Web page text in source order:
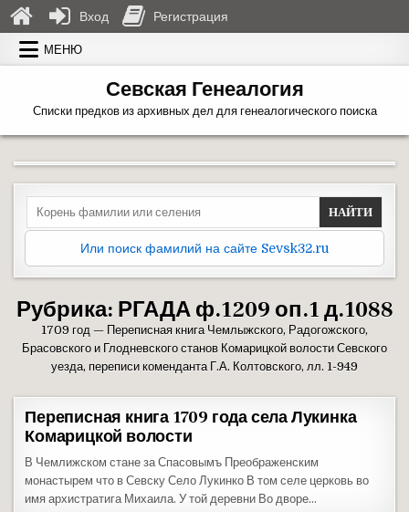
Перейти к содержимому
МЕНЮ
Севская Генеалогия
Списки предков из архивных дел для генеалогического поиска
Search for:
Или поиск фамилий на сайте Sevsk32.ru
Рубрика: РГАДА ф.1209 оп.1 д.1088
1709 год — Переписная книга Чемлыжского, Радогожского,
Брасовского и Глодневского станов Комарицкой волости Севского
уезда, переписи коменданта Г.А. Колтовского, лл. 1-949
Переписная книга 1709 года села Лукинка
Комарицкой волости
В Чемлижском стане за Спасовымъ Преображенским
монастырем что в Севску Село Лукинко В том селе церковь во
имя архистратига Михаила. У той деревни Во дворе…
Вход Регистрация